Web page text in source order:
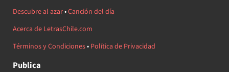
Descubre al azar•Canción del día
Acerca de LetrasChile.com
Términos y Condiciones• Política de Privacidad
Publica